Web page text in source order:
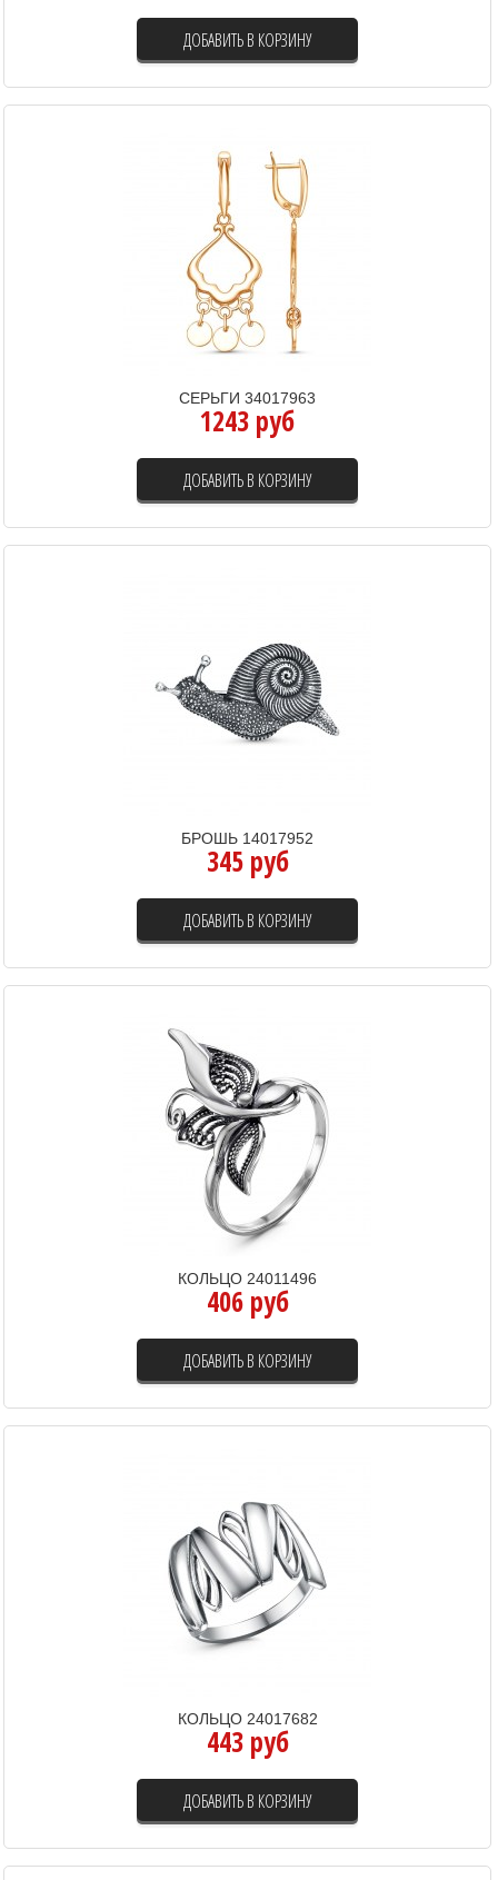
ДОБАВИТЬ В КОРЗИНУ
СЕРЬГИ 34017963
1243 руб
ДОБАВИТЬ В КОРЗИНУ
БРОШЬ 14017952
345 руб
ДОБАВИТЬ В КОРЗИНУ
КОЛЬЦО 24011496
406 руб
ДОБАВИТЬ В КОРЗИНУ
КОЛЬЦО 24017682
443 руб
ДОБАВИТЬ В КОРЗИНУ